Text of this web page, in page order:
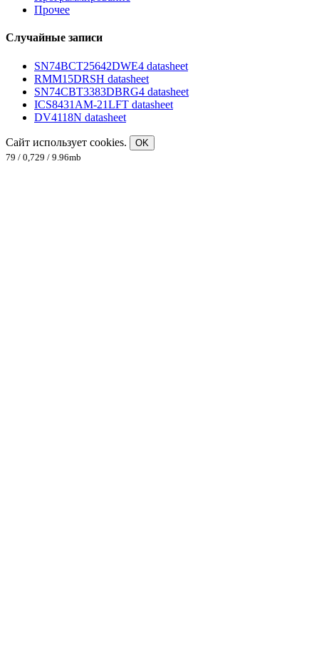
Прочее
Случайные записи
SN74BCT25642DWE4 datasheet
RMM15DRSH datasheet
SN74CBT3383DBRG4 datasheet
ICS8431AM-21LFT datasheet
DV4118N datasheet
Сайт использует cookies.
OK
79 / 0,729 / 9.96mb